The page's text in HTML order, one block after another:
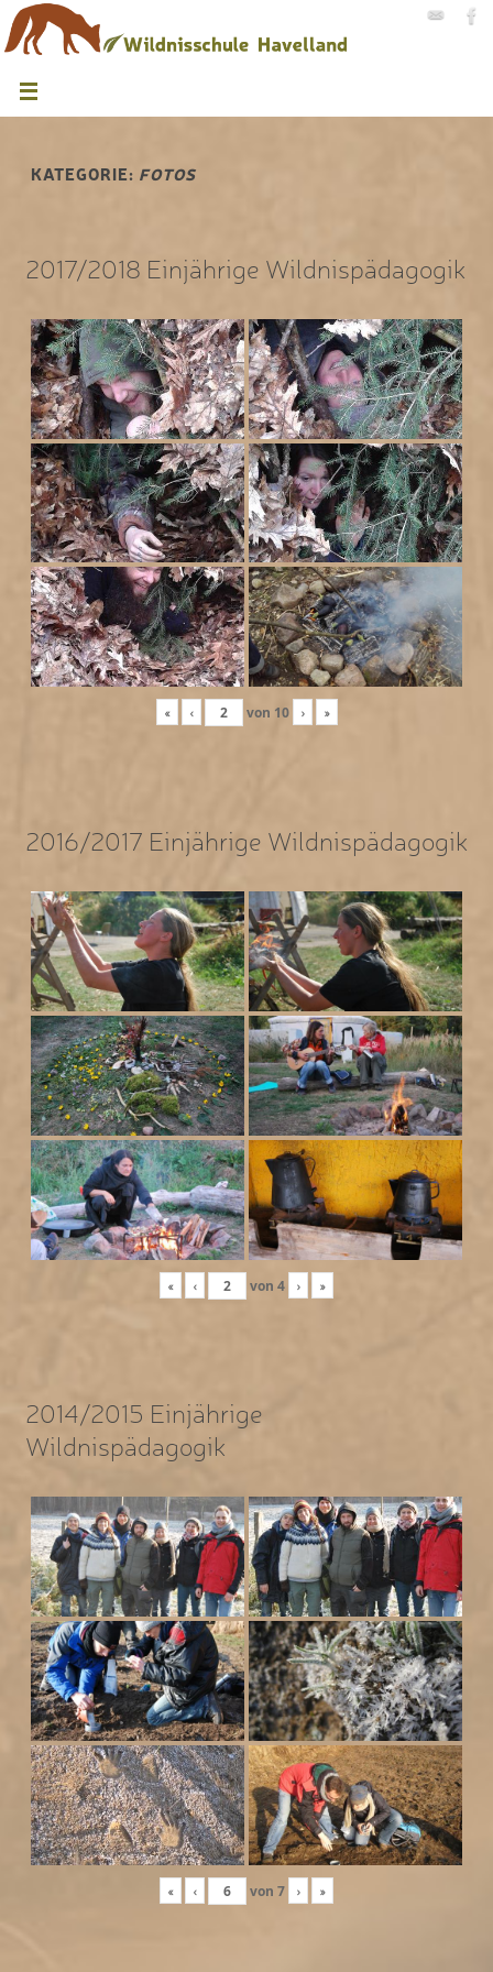
KATEGORIE: FOTOS
2017/2018 Einjährige Wildnispädagogik
« ‹ von 10 › »
2016/2017 Einjährige Wildnispädagogik
« ‹ von 4 › »
2014/2015 Einjährige
Wildnispädagogik
« ‹ von 7 › »